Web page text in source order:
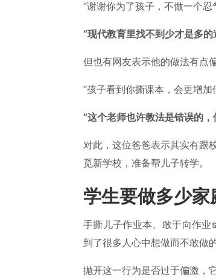
“谢谢你为了孩子，不做一个忍
“现代教育里找不到少才是多
但也有网友表示他的做法有点
“孩子看到你撕课本，会更增
“这个老师也许教法是错误的
对此，这位爸爸表示其实有跟
觅新学校，准备帮儿子转学。
学生要做多少
手撕儿子作业本、敢于向作
到了很多人心中想做而不敢做的
抛开这一行为是否过于偏激，